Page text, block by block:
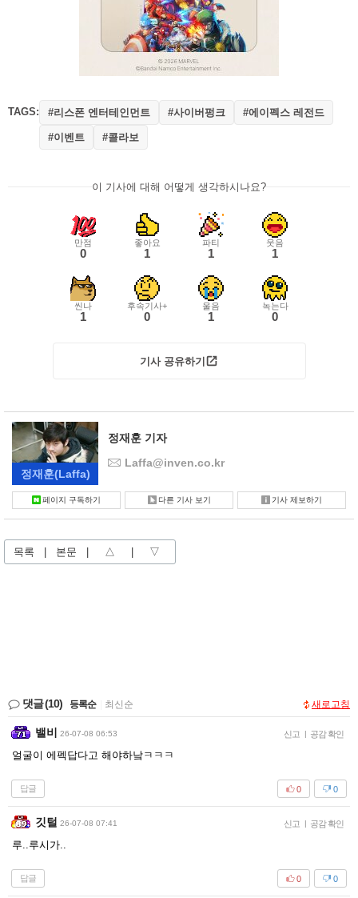
TAGS: #리스폰 엔터테인먼트 #사이버펑크 #에이펙스 레전드
#이벤트 #콜라보
이 기사에 대해 어떻게 생각하시나요?
만점
0
좋아요
1
파티
1
웃음
1
씬나
1
후속기사+
0
울음
1
녹는다
0
기사 공유하기
정재훈(Laffa)
정재훈 기자
Laffa@inven.co.kr
페이지 구독하기 다른 기사 보기 기사 제보하기
목록 본문 △ ▽
댓글(10) 등록순 최신순 새로고침
밸비 26-07-08 06:53 신고 공감 확인
얼굴이 에펙답다고 해야하낰ㅋㅋㅋ
답글 0
0
깃털 26-07-08 07:41 신고 공감 확인
루..루시가..
답글 0
0